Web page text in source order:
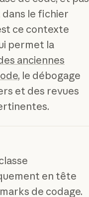
le fichier
ce contexte
permet la
anciennes
, le débogage
et des revues
en tête
de codage.